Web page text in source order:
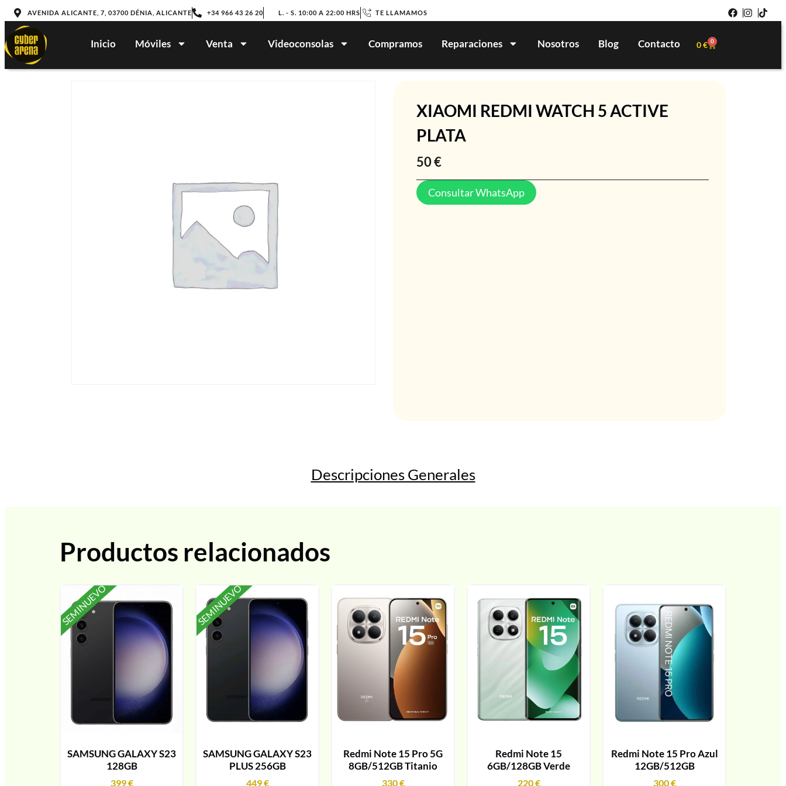
AVENIDA ALICANTE, 7, 03700 DÉNIA, ALICANTE +34 966 43 26 20 L. - S. 10:00 A 22:00 HRS TE LLAMAMOS
Inicio Móviles Venta Videoconsolas Compramos Reparaciones Nosotros Blog Contacto 0€ 0
XIAOMI REDMI WATCH 5 ACTIVE
PLATA
50€
Consultar WhatsApp
Descripciones Generales
Productos relacionados
SEMINUEVO
SAMSUNG GALAXY S23
128GB
399€
SEMINUEVO
SAMSUNG GALAXY S23
PLUS 256GB
449€
Redmi Note 15 Pro 5G
8GB/512GB Titanio
330€
Redmi Note 15
6GB/128GB Verde
220€
Redmi Note 15 Pro Azul
12GB/512GB
300€